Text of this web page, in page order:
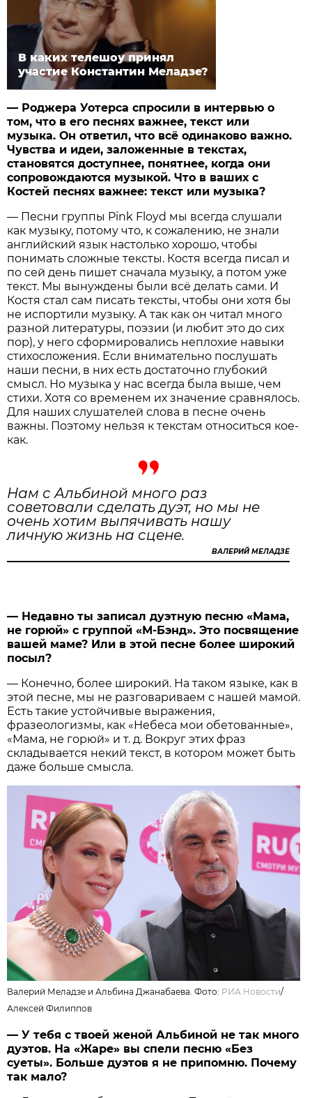
В каких телешоу принял
участие Константин Меладзе?
— Роджера Уотерса спросили в интервью о
том, что в его песнях важнее, текст или
музыка. Он ответил, что всё одинаково важно.
Чувства и идеи, заложенные в текстах,
становятся доступнее, понятнее, когда они
сопровождаются музыкой. Что в ваших с
Костей песнях важнее: текст или музыка?
— Песни группы Pink Floyd мы всегда слушали
как музыку, потому что, к сожалению, не знали
английский язык настолько хорошо, чтобы
понимать сложные тексты. Костя всегда писал и
по сей день пишет сначала музыку, а потом уже
текст. Мы вынуждены были всё делать сами. И
Костя стал сам писать тексты, чтобы они хотя бы
не испортили музыку. А так как он читал много
разной литературы, поэзии (и любит это до сих
пор), у него сформировались неплохие навыки
стихосложения. Если внимательно послушать
наши песни, в них есть достаточно глубокий
смысл. Но музыка у нас всегда была выше, чем
стихи. Хотя со временем их значение сравнялось.
Для наших слушателей слова в песне очень
важны. Поэтому нельзя к текстам относиться кое-
как.
Нам с Альбиной много раз
советовали сделать дуэт, но мы не
очень хотим выпячивать нашу
личную жизнь на сцене.
ВАЛЕРИЙ МЕЛАДЗЕ
— Недавно ты записал дуэтную песню «Мама,
не горюй» с группой «М-Бэнд». Это посвящение
вашей маме? Или в этой песне более широкий
посыл?
— Конечно, более широкий. На таком языке, как в
этой песне, мы не разговариваем с нашей мамой.
Есть такие устойчивые выражения,
фразеологизмы, как «Небеса мои обетованные»,
«Мама, не горюй» и т. д. Вокруг этих фраз
складывается некий текст, в котором может быть
даже больше смысла.
Валерий Меладзе и Альбина Джанабаева. Фото: РИА Новости/
Алексей Филиппов
— У тебя с твоей женой Альбиной не так много
дуэтов. На «Жаре» вы спели песню «Без
суеты». Больше дуэтов я не припомню. Почему
так мало?